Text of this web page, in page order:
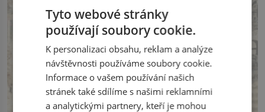
Tyto webové stránky
používají soubory cookie.
K personalizaci obsahu, reklam a analýze
návštěvnosti používáme soubory cookie.
Informace o vašem používání našich
stránek také sdílíme s našimi reklamními
a analytickými partnery, kteří je mohou